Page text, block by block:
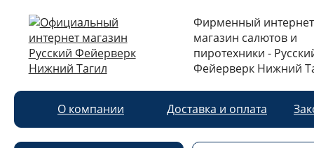
Фирменный интернет
магазин салютов и
пиротехники -
Фейерверк Нижний
О компании Доставка и оплата